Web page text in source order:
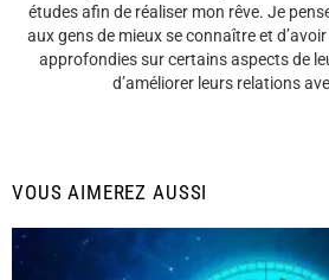
études afin de réaliser mon rêve. Je
aux gens de mieux se connaître et
approfondies sur certains aspects de
d’améliorer leurs relations
VOUS AIMEREZ AUSSI